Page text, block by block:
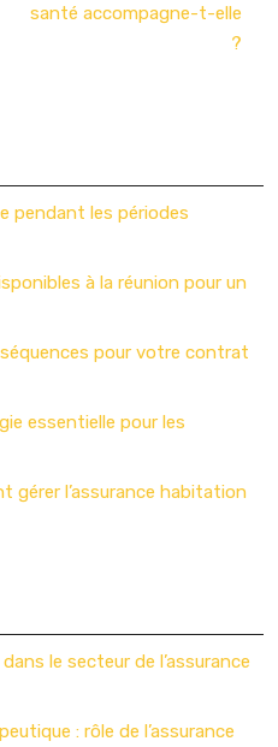
santé accompagne-t-elle
?
pendant les périodes
à la réunion pour un
pour votre contrat
essentielle pour les
gérer l’assurance habitation
le secteur de l’assurance
: rôle de l’assurance